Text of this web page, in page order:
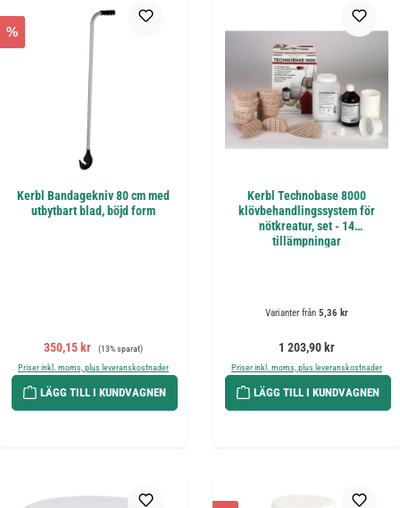
%
Kerbl Bandagekniv 80 cm med
utbytbart blad, böjd form
Försäljningspris:
350,15 kr Ordinarie pris:
(13% sparat)
Priser inkl. moms, plus leveranskostnader
LÄGG TILL I KUNDVAGNEN
Kerbl Technobase 8000
klövbehandlingssystem för
nötkreatur, set - 14
tillämpningar
Varianter från 5,36 kr
Ordinarie pris:
1 203,90 kr
Priser inkl. moms, plus leveranskostnader
LÄGG TILL I KUNDVAGNEN